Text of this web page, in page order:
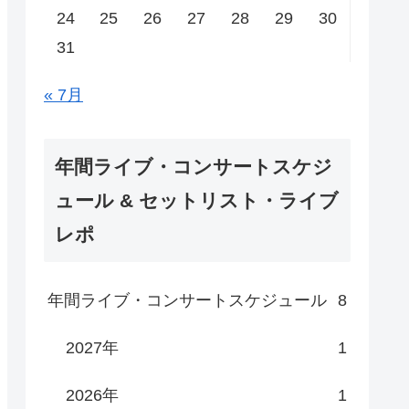
24 25 26 27 28 29
30
31
« 7月
年間ライブ・コンサートスケジ
ュール & セットリスト・ライブ
レポ
年間ライブ・コンサートスケジュール 8
2027年 1
2026年 1